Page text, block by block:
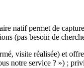
natif permet de
(pas besoin de
visite réalisée) et
notre service ? ») ;